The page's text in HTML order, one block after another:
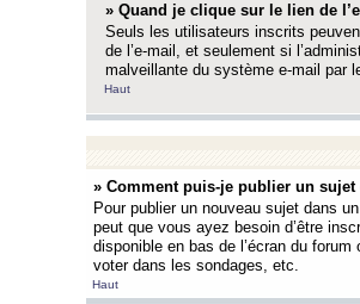
» Quand je clique sur le lien de
Seuls les utilisateurs inscrits
de l’e-mail, et seulement si
malveillante du système e-mail par
Haut
» Comment puis-je publier un
Pour publier un nouveau sujet dans
peut que vous ayez besoin d’être
disponible en bas de l’écran du
voter dans les sondages, etc.
Haut